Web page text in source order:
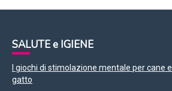
SALUTE e IGIENE
I giochi di stimolazione mentale per cane e
gatto